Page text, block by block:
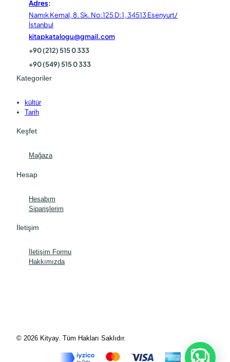
Adres:
Namık Kemal, 8. Sk. No:125 D:1, 34513 Esenyurt/
İstanbul
kitapkatalogu@gmail.com
+90 (212) 515 0 333
+90 (549) 515 0 333
Kategoriler
kültür
Tarih
Keşfet
Mağaza
Hesap
Hesabım
Siparişlerim
İletişim
İletişim Formu
Hakkımızda
© 2026 Kityay. Tüm Hakları Saklıdır.